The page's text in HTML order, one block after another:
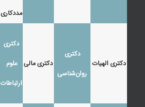
مددکاری
دکتری الهیات
دکتری
روان‌شناسی
دکتری مالی
دکتری
علوم
ارتباطات